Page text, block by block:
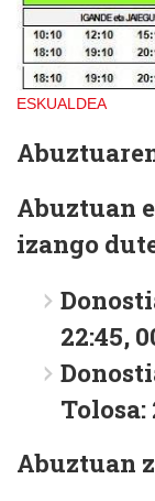
ESKUALDEA
Abuztuan
izango
22:45,
Tolosa:
Abuztuan